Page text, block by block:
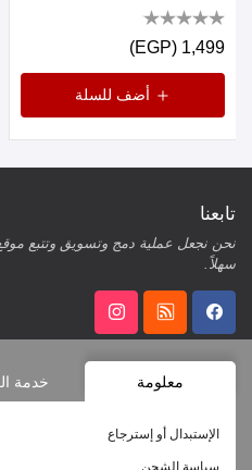
1,499 (EGP)
أضف للسلة
تابعنا
نحن نجعل عملية دمج وتسويق وتتبع
سهلاً.
معلومة خدمة
الإستبدال أو إسترجاع
سياسة الشحن